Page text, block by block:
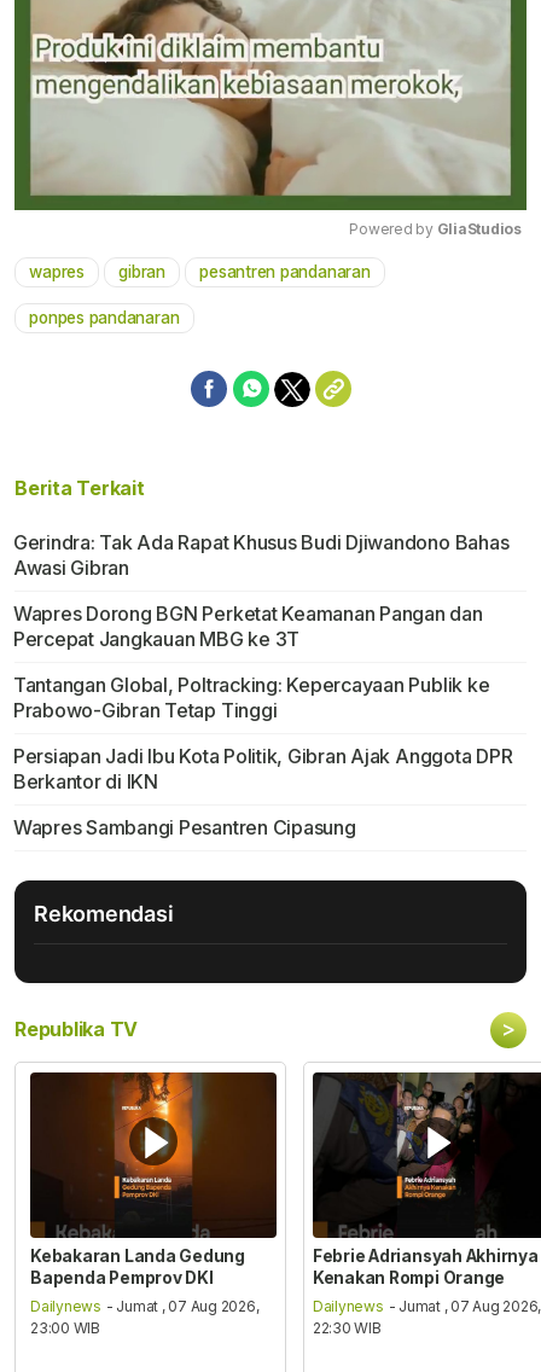
Powered by GliaStudios
wapres gibran pesantren pandanaran
ponpes pandanaran
Berita Terkait
Gerindra: Tak Ada Rapat Khusus Budi Djiwandono Bahas
Awasi Gibran
Wapres Dorong BGN Perketat Keamanan Pangan dan
Percepat Jangkauan MBG ke 3T
Tantangan Global, Poltracking: Kepercayaan Publik ke
Prabowo-Gibran Tetap Tinggi
Persiapan Jadi Ibu Kota Politik, Gibran Ajak Anggota DPR
Berkantor di IKN
Wapres Sambangi Pesantren Cipasung
Rekomendasi
Republika TV >
Kebakaran Landa Gedung
Bapenda Pemprov DKI
Dailynews - Jumat , 07 Aug 2026,
23:00 WIB
Febrie Adriansyah Akhirnya
Kenakan Rompi Orange
Dailynews - Jumat , 07 Aug 2026,
22:30 WIB